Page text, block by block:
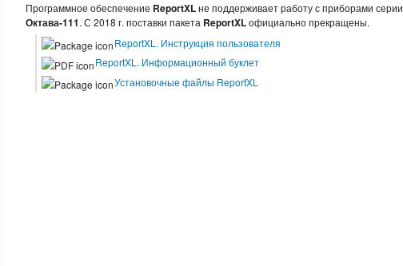
Программное обеспечение ReportXLне поддерживает работу с приборами серии
Октава-111. С 2018 г. поставки пакета ReportXLофициально прекращены.
ReportXL. Инструкция пользователя
ReportXL. Информационный буклет
Установочные файлы ReportXL